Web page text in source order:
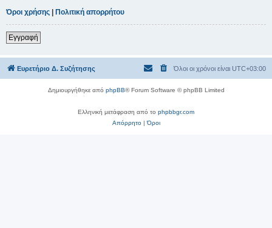
Όροι χρήσης | Πολιτική απορρήτου
Εγγραφή
Ευρετήριο Δ. Συζήτησης Όλοι οι χρόνοι είναι UTC+03:00
Δημιουργήθηκε από phpBB® Forum Software © phpBB Limited
Ελληνική μετάφραση από το phpbbgr.com
Απόρρητο|Όροι